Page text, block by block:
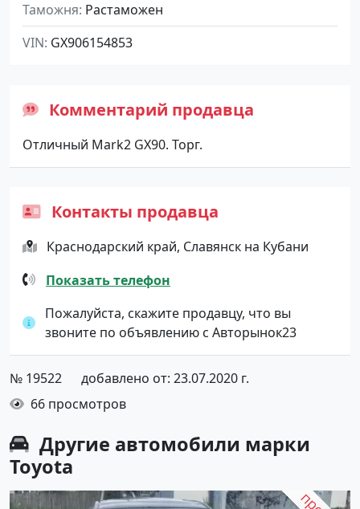
Таможня Растаможен
VIN GX906154853
Комментарий продавца
Отличный Mark2 GX90. Торг.
Контакты продавца
Краснодарский край, Славянск на Кубани
Показать телефон
Пожалуйста, скажите продавцу, что вы
звоните по объявлению с Авторынок23
№ 19522
добавлено от: 23.07.2020 г.
66 просмотров
Другие автомобили марки
Toyota